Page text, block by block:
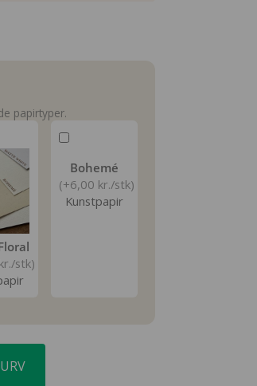
papirtyper.
stk)
Bohemé
(+6,00 kr./stk)
Kunstpapir